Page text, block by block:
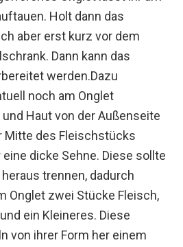
Holt dann das
aber erst kurz vor dem
Dann kann das
werden.Dazu
noch am Onglet
Haut von der Außenseite
Mitte des Fleischstücks
dicke Sehne. Diese sollte
trennen, dadurch
Onglet zwei Stücke Fleisch,
ein Kleineres. Diese
von ihrer Form her einem